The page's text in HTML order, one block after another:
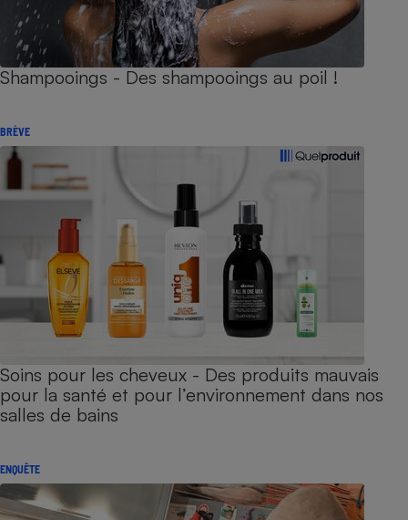
Shampooings - Des shampooings au poil !
BRÈVE
Soins pour les cheveux - Des produits mauvais
pour la santé et pour l’environnement dans nos
salles de bains
ENQUÊTE